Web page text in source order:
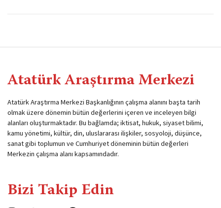
Atatürk Araştırma Merkezi
Atatürk Araştırma Merkezi Başkanlığının çalışma alanını başta tarih
olmak üzere dönemin bütün değerlerini içeren ve inceleyen bilgi
alanları oluşturmaktadır. Bu bağlamda; iktisat, hukuk, siyaset bilimi,
kamu yönetimi, kültür, din, uluslararası ilişkiler, sosyoloji, düşünce,
sanat gibi toplumun ve Cumhuriyet döneminin bütün değerleri
Merkezin çalışma alanı kapsamındadır.
Bizi Takip Edin